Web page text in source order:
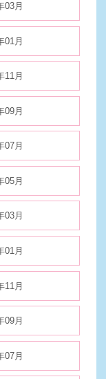
03月
01月
11月
09月
07月
05月
03月
01月
11月
09月
07月